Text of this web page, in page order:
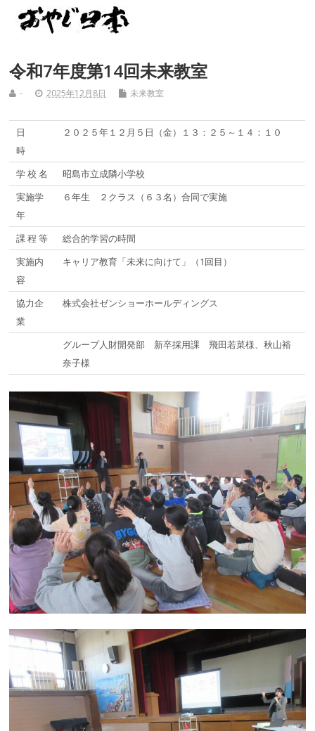
令和7年度第14回未来教室
- 2025年12月8日 未来教室
日
時
２０２５年１２月５日（金）１３：２５～１４：１０
学 校 名
昭島市立成隣小学校
実施学
年
６年生 ２クラス（６３名）合同で実施
課 程 等
総合的学習の時間
実施内
容
キャリア教育「未来に向けて」（1回目）
協力企
業
株式会社ゼンショーホールディングス
グループ人財開発部 新卒採用課 飛田若菜様、秋山裕
奈子様